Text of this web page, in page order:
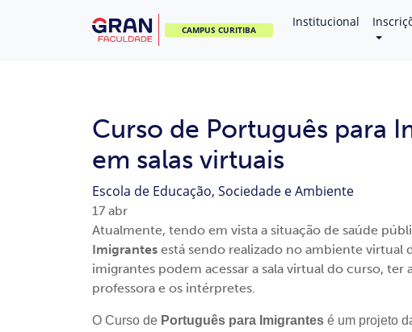
CAMPUS CURITIBA
Institucional
Curso de Português para
em salas virtuais
Escola de Educação, Sociedade e Ambiente
17 abr
Atualmente, tendo em vista a situação de saúde
Imigrantes está sendo realizado no ambiente virtual
imigrantes podem acessar a sala virtual do curso, ter
professora e os intérpretes.
O Curso de Português para Imigrantes é um projeto